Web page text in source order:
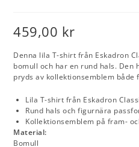
459,00 kr
Denna lila T-shirt från Eskadron
bomull och har en rund hals.
pryds av kollektionsemblem både
Lila T-shirt från Eskadron
Rund hals och figurnära
Kollektionsemblem på fram-
Material:
Bomull